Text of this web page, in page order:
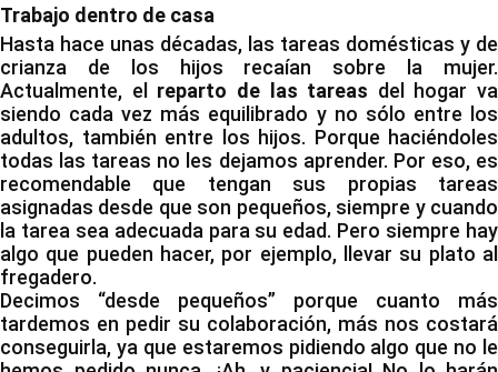
Trabajo dentro de casa
Hasta hace unas décadas, las tareas domésticas y de
crianza de los hijos recaían sobre la mujer.
Actualmente, el reparto de las tareas del hogar va
siendo cada vez más equilibrado y no sólo entre los
adultos, también entre los hijos. Porque haciéndoles
todas las tareas no les dejamos aprender. Por eso, es
recomendable que tengan sus propias tareas
asignadas desde que son pequeños, siempre y cuando
la tarea sea adecuada para su edad. Pero siempre hay
algo que pueden hacer, por ejemplo, llevar su plato al
fregadero.
Decimos “desde pequeños” porque cuanto más
tardemos en pedir su colaboración, más nos costará
conseguirla, ya que estaremos pidiendo algo que no le